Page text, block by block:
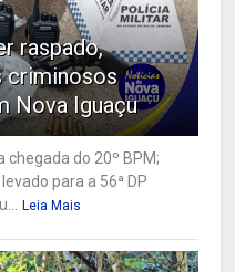
raspado,
criminosos
Nova Iguaçu
do 20º BPM;
para a 56ª DP
Leia Mais